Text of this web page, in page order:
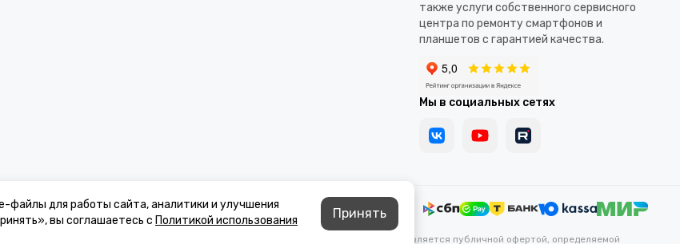
также услуги собственного сервисного
центра по ремонту смартфонов и
планшетов с гарантией качества.
Мы в социальных сетях
товаров и услуг, носит информационный характер и ни при каких условиях не является публичной офертой, определяемой
файлы для работы сайта, аналитики и улучшения
вы соглашаетесь с Политикой использования
Принять